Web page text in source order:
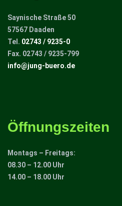
Saynische Straße 50
57567 Daaden
Tel. 02743 / 9235-0
Fax. 02743 / 9235-799
info@jung-buero.de
Öffnungszeiten
Montags – Freitags:
08.30 – 12.00 Uhr
14.00 – 18.00 Uhr